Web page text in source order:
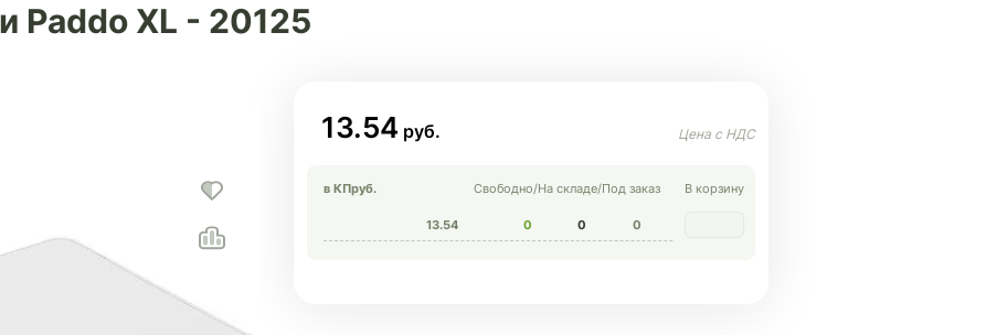
Paddo ХL - 20125
13.54
в КПруб. Свободно/На складе/Под заказ В корзину
13.54 0 0 0